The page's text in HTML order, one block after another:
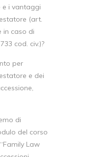
e i vantaggi
(art.
in caso di
cod. civ.)?
per
e dei
di
del corso
Law